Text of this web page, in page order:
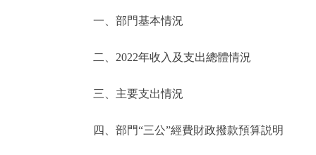
一、部門基本情況
二、2022年收入及支出總體情況
三、主要支出情況
四、部門“三公”經費財政撥款預算説明